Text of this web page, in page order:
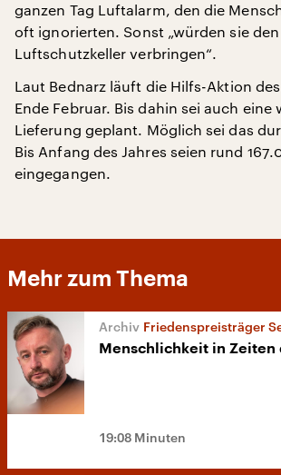
ganzen Tag Luftalarm, den die
oft ignorierten. Sonst „würden sie den
Luftschutzkeller verbringen“.
Laut Bednarz läuft die Hilfs-Aktion des
Ende Februar. Bis dahin sei auch eine
Lieferung geplant. Möglich sei das
Bis Anfang des Jahres seien rund
eingegangen.
Mehr zum Thema
Friedenspreisträger
Menschlichkeit in Zeiten
19:08 Minuten